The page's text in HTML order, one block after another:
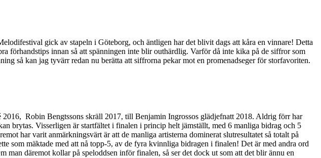
gick av stapeln i Göteborg, och äntligen har det blivit dags att kåra en vinnare! Detta
förhandstips innan så att spänningen inte blir outhärdlig. Varför då inte kika på de siffror som
så kan jag tyvärr redan nu berätta att siffrorna pekar mot en promenadseger för storfavoriten.
Robin Bengtssons skräll 2017, till Benjamin Ingrossos glädjefnatt 2018. Aldrig förr har
brytas. Visserligen är startfältet i finalen i princip helt jämställt, med 6 manliga bidrag och 5
har varit anmärkningsvärt är att de manliga artisterna dominerat slutresultatet så totalt på
som mäktade med att nå topp-5, av de fyra kvinnliga bidragen i finalen! Det är med andra ord
man däremot kollar på speloddsen inför finalen, så ser det dock ut som att det blir ännu en